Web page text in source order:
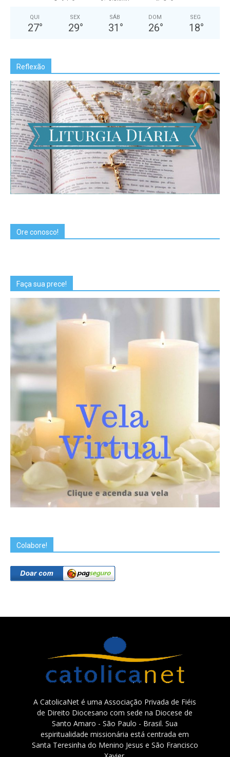
QUI
27°
SEX
29°
SÁB
31 °
DOM
26°
SEG
18°
Reflexão
Ore conosco!
Faça sua prece!
Colabore!
A CatolicaNet é uma Associação Privada de Fiéis
de Direito Diocesano com sede na Diocese de
Santo Amaro - São Paulo - Brasil. Sua
espiritualidade missionária está centrada em
Santa Teresinha do Menino Jesus e São Francisco